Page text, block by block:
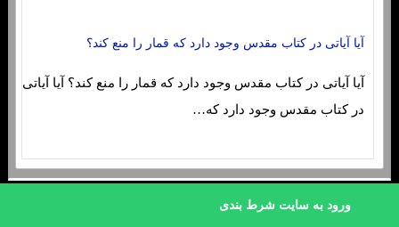
آیا آیاتی در کتاب مقدس وجود دارد که قمار را منع کند؟
آیا آیاتی در کتاب مقدس وجود دارد که قمار را منع کند؟ آیا آیاتی
در کتاب مقدس وجود دارد که…
sc4re.buzz
صفحه نخست تماس با ما
ورود به سایت شرط بندی